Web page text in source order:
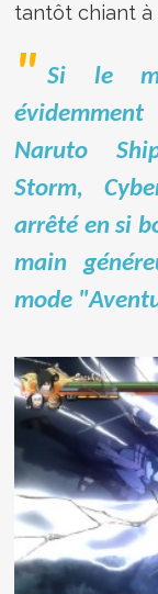
tantôt chiant à
Si le
Naruto
Storm,
arrêté en si
main
mode